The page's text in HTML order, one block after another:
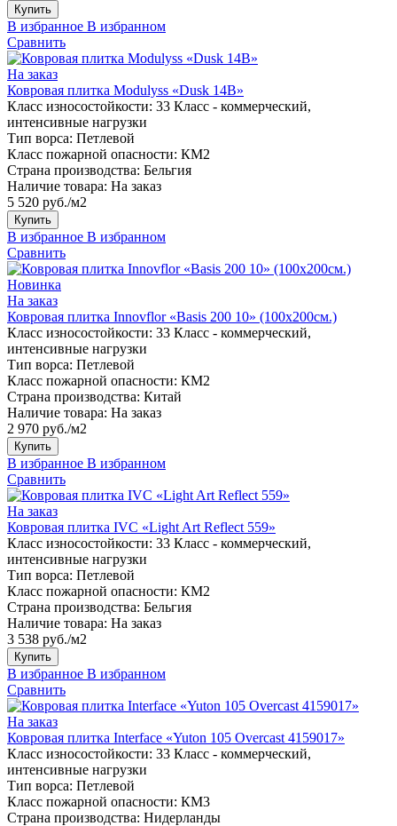
Купить
В избранное В избранном
Сравнить
На заказ
Ковровая плитка Modulyss «Dusk 14B»
Класс износостойкости: 33 Класс - коммерческий,
интенсивные нагрузки
Тип ворса: Петлевой
Класс пожарной опасности: КМ2
Страна производства: Бельгия
Наличие товара: На заказ
5 520 руб./м2
Купить
В избранное В избранном
Сравнить
Новинка
На заказ
Ковровая плитка Innovflor «Basis 200 10» (100х200см.)
Класс износостойкости: 33 Класс - коммерческий,
интенсивные нагрузки
Тип ворса: Петлевой
Класс пожарной опасности: КМ2
Страна производства: Китай
Наличие товара: На заказ
2 970 руб./м2
Купить
В избранное В избранном
Сравнить
На заказ
Ковровая плитка IVC «Light Art Reflect 559»
Класс износостойкости: 33 Класс - коммерческий,
интенсивные нагрузки
Тип ворса: Петлевой
Класс пожарной опасности: КМ2
Страна производства: Бельгия
Наличие товара: На заказ
3 538 руб./м2
Купить
В избранное В избранном
Сравнить
На заказ
Ковровая плитка Interface «Yuton 105 Overcast 4159017»
Класс износостойкости: 33 Класс - коммерческий,
интенсивные нагрузки
Тип ворса: Петлевой
Класс пожарной опасности: КМ3
Страна производства: Нидерланды